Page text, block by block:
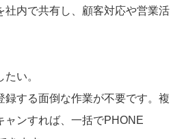
社内で共有し、顧客対応や営業活
い。
録する面倒な作業が不要です。複
ャンすれば、一括でPHONE